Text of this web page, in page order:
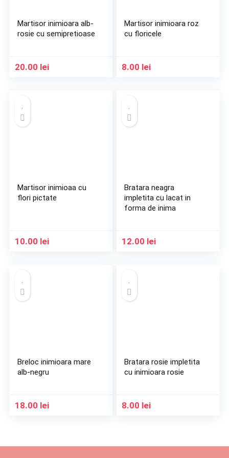
Martisor inimioara alb-
rosie cu semipretioase
20.00 lei
Martisor inimioara roz
cu floricele
8.00 lei
Martisor inimioaa cu
flori pictate
10.00 lei
Bratara neagra
impletita cu lacat in
forma de inima
12.00 lei
Breloc inimioara mare
alb-negru
18.00 lei
Bratara rosie impletita
cu inimioara rosie
8.00 lei